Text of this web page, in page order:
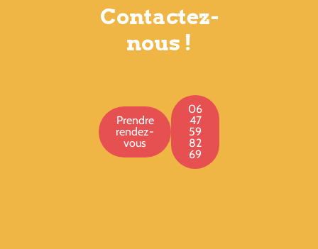
Contactez-
nous !
Prendre
rendez-
vous
06
47
59
82
69